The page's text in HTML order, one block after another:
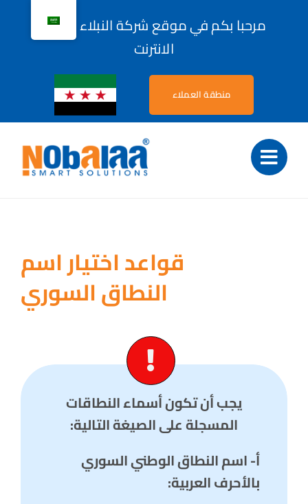
مرحبا بكم في موقع شركة النبلاء لحلول
الانترنت
منطقة العملاء
قواعد اختيار اسم
النطاق السوري
يجب أن تكون أسماء النطاقات
المسجلة على الصيغة التالية:
أ‌- اسم النطاق الوطني السوري
بالأحرف العربية: